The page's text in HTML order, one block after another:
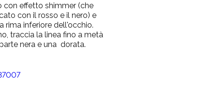
con effetto shimmer (che
con il rosso e il nero) e
rima inferiore dell'occhio.
traccia la linea fino a metà
nera e una dorata.